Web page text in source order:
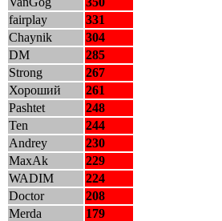
fairplay
331
Chaynik
304
DM
285
Strong
267
Хороший
261
Pashtet
248
Ten
244
Andrey
230
MaxAk
229
WADIM
224
Doctor
208
Merda
179